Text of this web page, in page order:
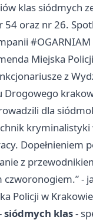
klas siódmych
54 oraz nr 26.
Miejska
z
Drogowego
dla
kryminalistyki
Dopełnieniem
z
-
Policji w Krakowie
siódmych klas-